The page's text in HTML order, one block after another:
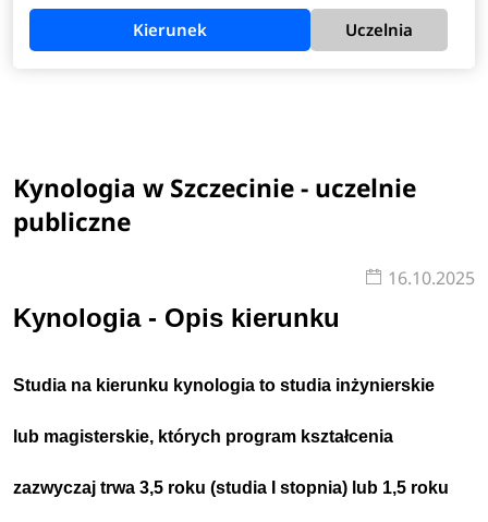
Kierunek Uczelnia
Kynologia w Szczecinie - uczelnie
publiczne
16.10.2025
Kynologia - Opis kierunku
Studia na kierunku kynologia to studia inżynierskie
lub magisterskie, których program kształcenia
zazwyczaj trwa 3,5 roku (studia I stopnia) lub 1,5 roku